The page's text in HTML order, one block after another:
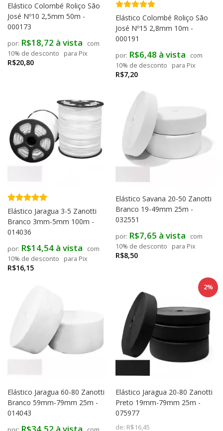
Elástico Colombé Roliço São
José Nº10 2,5mm 50m -
000173
R$20,80
R$18,72 à vista
com
10% de desconto
para Pix
Elástico Colombé Roliço São
José Nº15 2,8mm 10m -
000191
R$7,20
R$6,48 à vista
com
10% de desconto
para Pix
Elástico Jaragua 3-5 Zanotti
Branco 3mm-5mm 100m -
014036
R$16,15
R$14,54 à vista
com
10% de desconto
para Pix
Elástico Savana 20-50 Zanotti
Branco 19-49mm 25m -
032551
R$8,50
R$7,65 à vista
com
10% de desconto
para Pix
Elástico Jaragua 60-80 Zanotti
Branco 59mm-79mm 25m -
014043
Elástico Jaragua 20-80 Zanotti
Preto 19mm-79mm 25m -
075977
de: R$16,45
2%